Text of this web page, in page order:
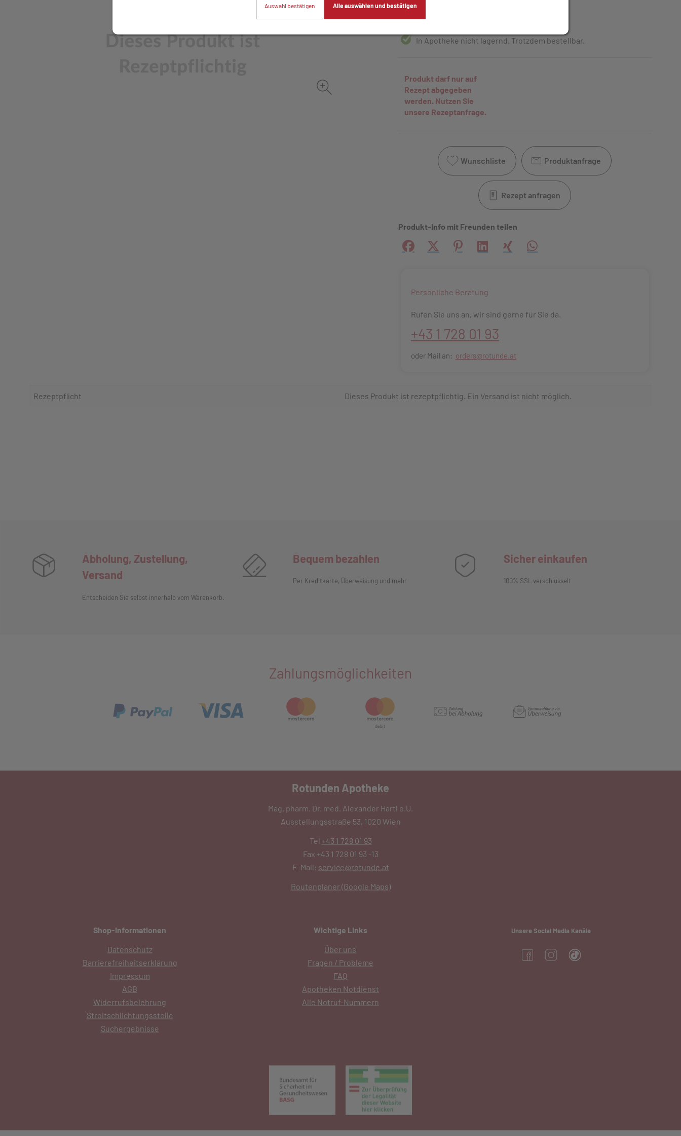
In Apotheke nicht lagernd. Trotzdem bestellbar.
Produkt darf nur auf
Rezept abgegeben
werden. Nutzen Sie
unsere Rezeptanfrage.
Wunschliste Produktanfrage
Rezept anfragen
Produkt-Info mit Freunden teilen
Facebook
X PinterestLinkedInXing WhatsApp
Persönliche Beratung
Rufen Sie uns an, wir sind gerne für Sie da.
+43 1 728 01 93
oder Mail an: orders@rotunde.at
Rezeptpflicht Dieses Produkt ist rezeptpflichtig. Ein Versand ist nicht möglich.
Abholung, Zustellung,
Versand
Entscheiden Sie selbst innerhalb vom Warenkorb.
Bequem bezahlen
Per Kreditkarte, Überweisung und mehr
Sicher einkaufen
100% SSL verschlüsselt
Zahlungsmöglichkeiten
Rotunden Apotheke
Mag. pharm. Dr. med. Alexander Hartl e.U.
Ausstellungsstraße 53, 1020 Wien
Tel +43 1 728 01 93
Fax +43 1 728 01 93 -13
E-Mail: service@rotunde.at
Routenplaner (Google Maps)
Shop-Informationen
Datenschutz
Barrierefreiheitserklärung
Impressum
AGB
Widerrufsbelehrung
Streitschlichtungsstelle
Suchergebnisse
Wichtige Links
Über uns
Fragen / Probleme
FAQ
Apotheken Notdienst
Alle Notruf-Nummern
Unsere Social Media Kanäle
(öffnet in neuem Tab)
(öffnet in neuem Tab)
(öffnet in neuem Tab)
Auswahl bestätigen Alle auswählen und bestätigen